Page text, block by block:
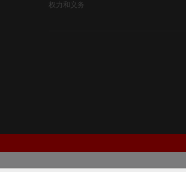
权力和义务